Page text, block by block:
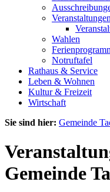
Veranstaltungen
Wahlen
Notruftafel
Rathaus & Service
Leben & Wohnen
Kultur & Freizeit
Wirtschaft
Sie sind hier: Gemeinde
Gemeinde